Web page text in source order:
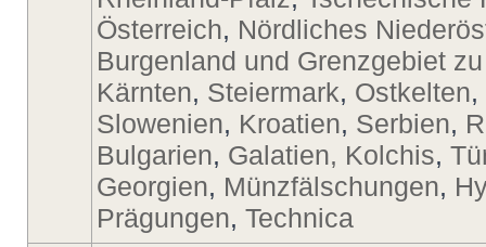
Österreich, Nördliches
Burgenland und Grenzgebiet
Kärnten, Steiermark, Ostkelten,
Slowenien, Kroatien, Serbien,
Bulgarien, Galatien, Kolchis,
Georgien, Münzfälschungen,
Prägungen, Technica